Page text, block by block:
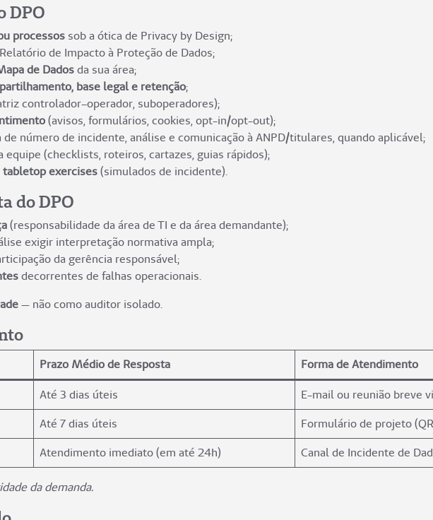
DPO
processos sob a ótica de Privacy by Design;
de Impacto à Proteção de Dados;
de Dadosda sua área;
base legal e retenção;
controlador–operador, suboperadores);
(avisos, formulários, cookies, opt-in/opt-out);
de número de incidente, análise e comunicação à ANPD/titulares, quando aplicável;
equipe (checklists, roteiros, cartazes, guias rápidos);
exercises(simulados de incidente).
do DPO
(responsabilidade da área de TI e da área demandante);
exigir interpretação normativa ampla;
da gerência responsável;
decorrentes de falhas operacionais.
— não como auditor isolado.
Prazo Médio de Resposta Forma de Atendimento
Até 3 dias úteis
E-mail ou reunião breve
Até 7 dias úteis
Formulário de projeto
Atendimento imediato (em até 24h) Canal de Incidente de
da demanda.